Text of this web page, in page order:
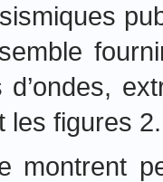
les figures 2.
montrent